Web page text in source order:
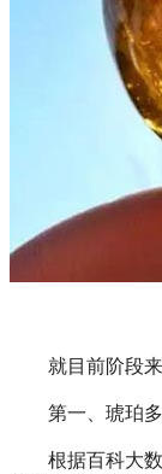
就目前阶段来
第一、琥珀多
根据百科大数